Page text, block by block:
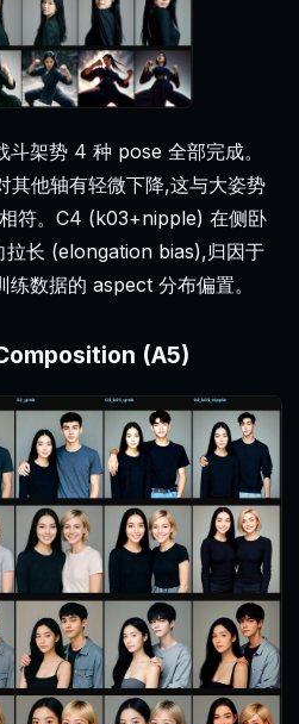
架势 4 种 pose 全部完成。
他轴有轻微下降,这与大姿势
符。C4 (k03+nipple) 在侧卧
长 (elongation bias),归因于
数据的 aspect 分布偏置。
(A5)